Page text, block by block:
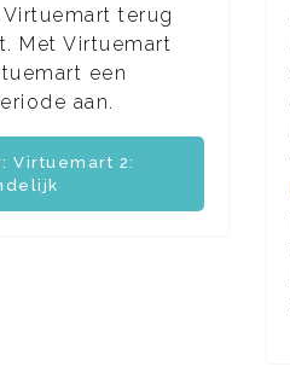
terug
Met Virtuemart
een
aan.
Virtuemart 2: